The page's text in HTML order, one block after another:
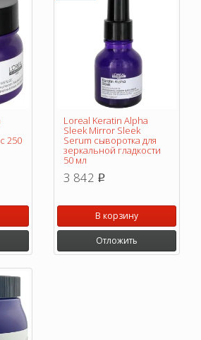
250
Loreal Keratin Alpha
Sleek Mirror Sleek
Serum сыворотка для
зеркальной гладкости
50 мл
3 842 p
В корзину
Отложить